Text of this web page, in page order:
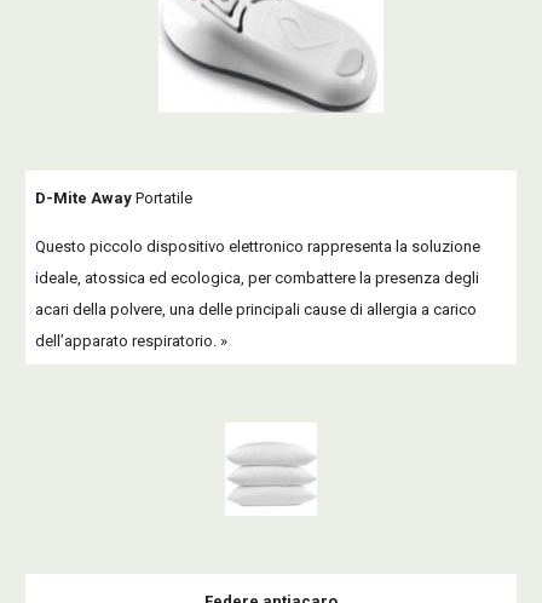
D-Mite AwayPortatile
Questo piccolo dispositivo elettronico rappresenta la soluzione
ideale, atossica ed ecologica, per combattere la presenza degli
acari della polvere, una delle principali cause di allergia a carico
dell’apparato respiratorio. »